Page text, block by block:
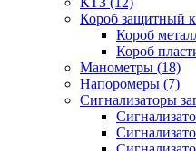
Короб защитный к
Короб
Короб
Манометры (18)
Напоромеры (7)
Сигнализаторы